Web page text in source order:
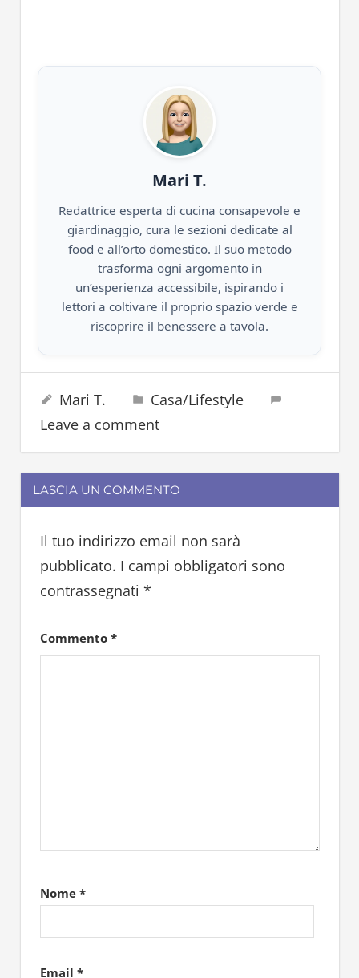
Mari T.
Redattrice esperta di cucina consapevole e
giardinaggio, cura le sezioni dedicate al
food e all’orto domestico. Il suo metodo
trasforma ogni argomento in
un’esperienza accessibile, ispirando i
lettori a coltivare il proprio spazio verde e
riscoprire il benessere a tavola.
9 Aprile 2026
Mari T.
Casa/Lifestyle
Leave a comment
LASCIA UN COMMENTO
Il tuo indirizzo email non sarà
pubblicato. I campi obbligatori sono
contrassegnati *
Commento *
Nome *
Email *